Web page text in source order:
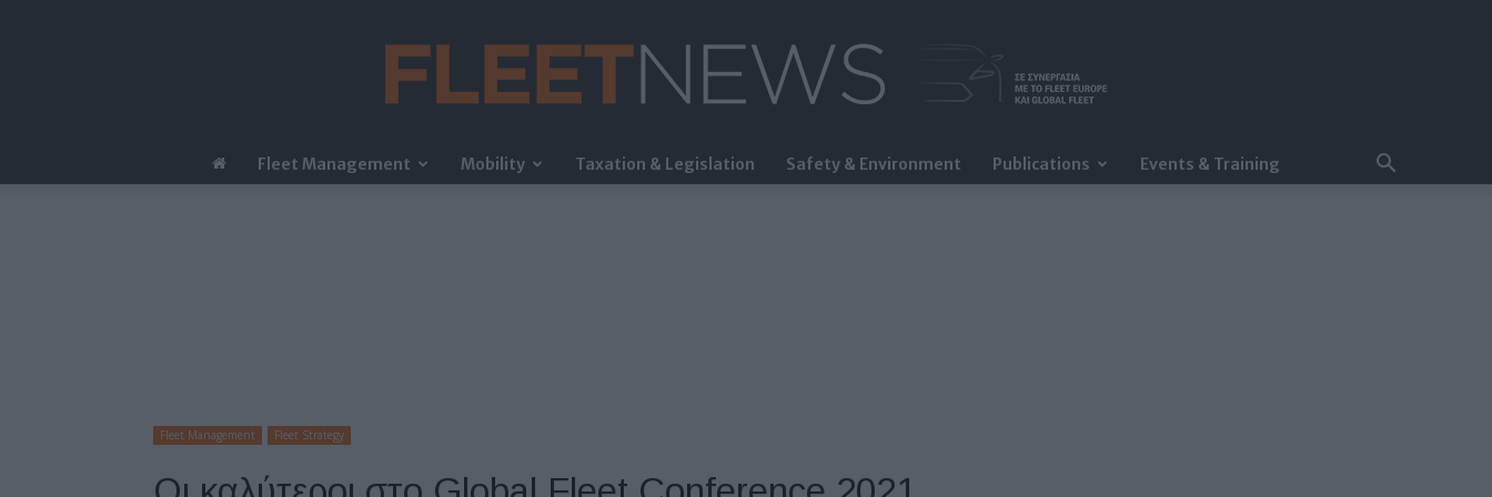
FleetNews
Fleet Management Mobility Taxation & Legislation Safety & Environment Publications Events & Training
Fleet Management Fleet Strategy